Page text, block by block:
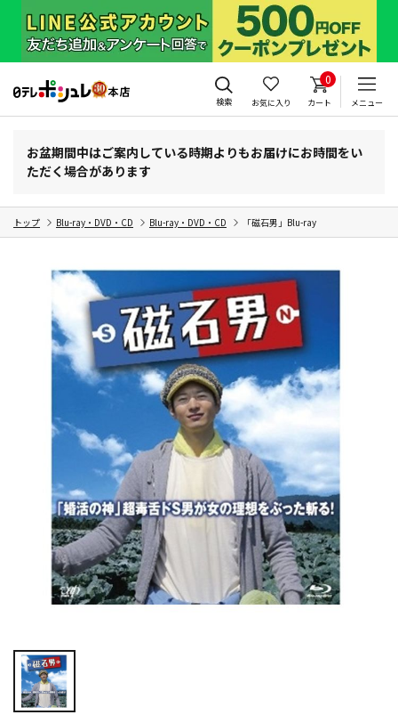
検索 お気に入り
0
カート メニュー
お盆期間中はご案内している時期よりもお届けにお時間をい
ただく場合があります
トップ Blu-ray・DVD・CD Blu-ray・DVD・CD 「磁石男」Blu-ray